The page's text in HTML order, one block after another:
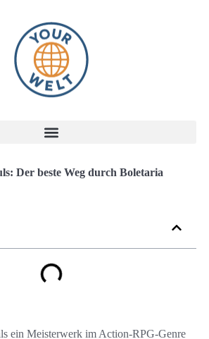
Der beste Weg durch Boletaria
ein Meisterwerk im Action-RPG-Genre